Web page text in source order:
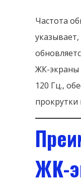
Частота
ЖК-экраны
120 Гц.,
прокрутки
ЖК-